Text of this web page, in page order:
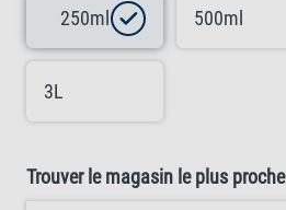
250ml 500ml
3L
Trouver le magasin le plus proche